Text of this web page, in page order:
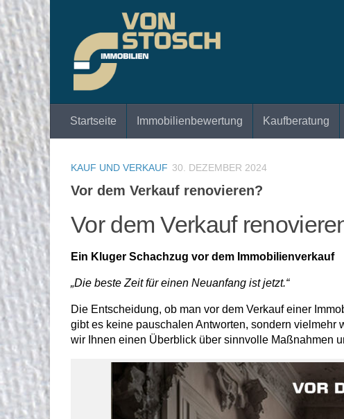
Zum Inhalt springen
Startseite Immobilienbewertung Kaufberatung
KAUF UND VERKAUF 30. DEZEMBER 2024
Vor dem Verkauf renovieren?
Vor dem Verkauf
Ein Kluger Schachzug vor dem Immobilienverkauf
„Die beste Zeit für einen Neuanfang ist jetzt.“
Die Entscheidung, ob man vor dem Verkauf einer
gibt es keine pauschalen Antworten, sondern
wir Ihnen einen Überblick über sinnvolle Maßnahmen